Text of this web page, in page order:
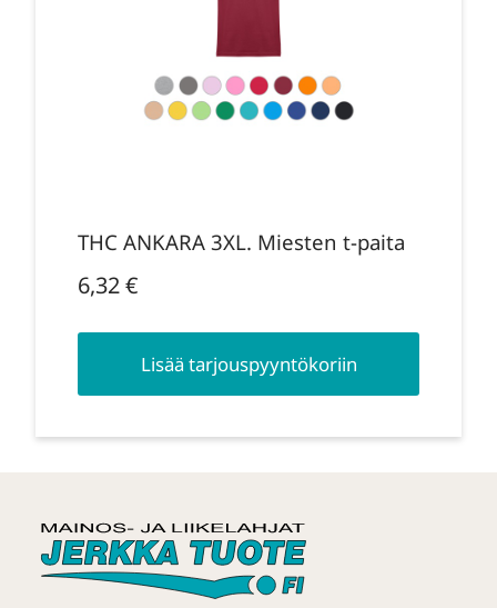
THC ANKARA 3XL. Miesten t-paita
6,32€
Lisää tarjouspyyntökoriin